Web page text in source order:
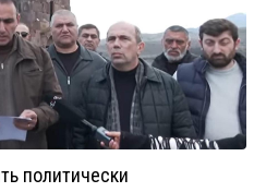
политически